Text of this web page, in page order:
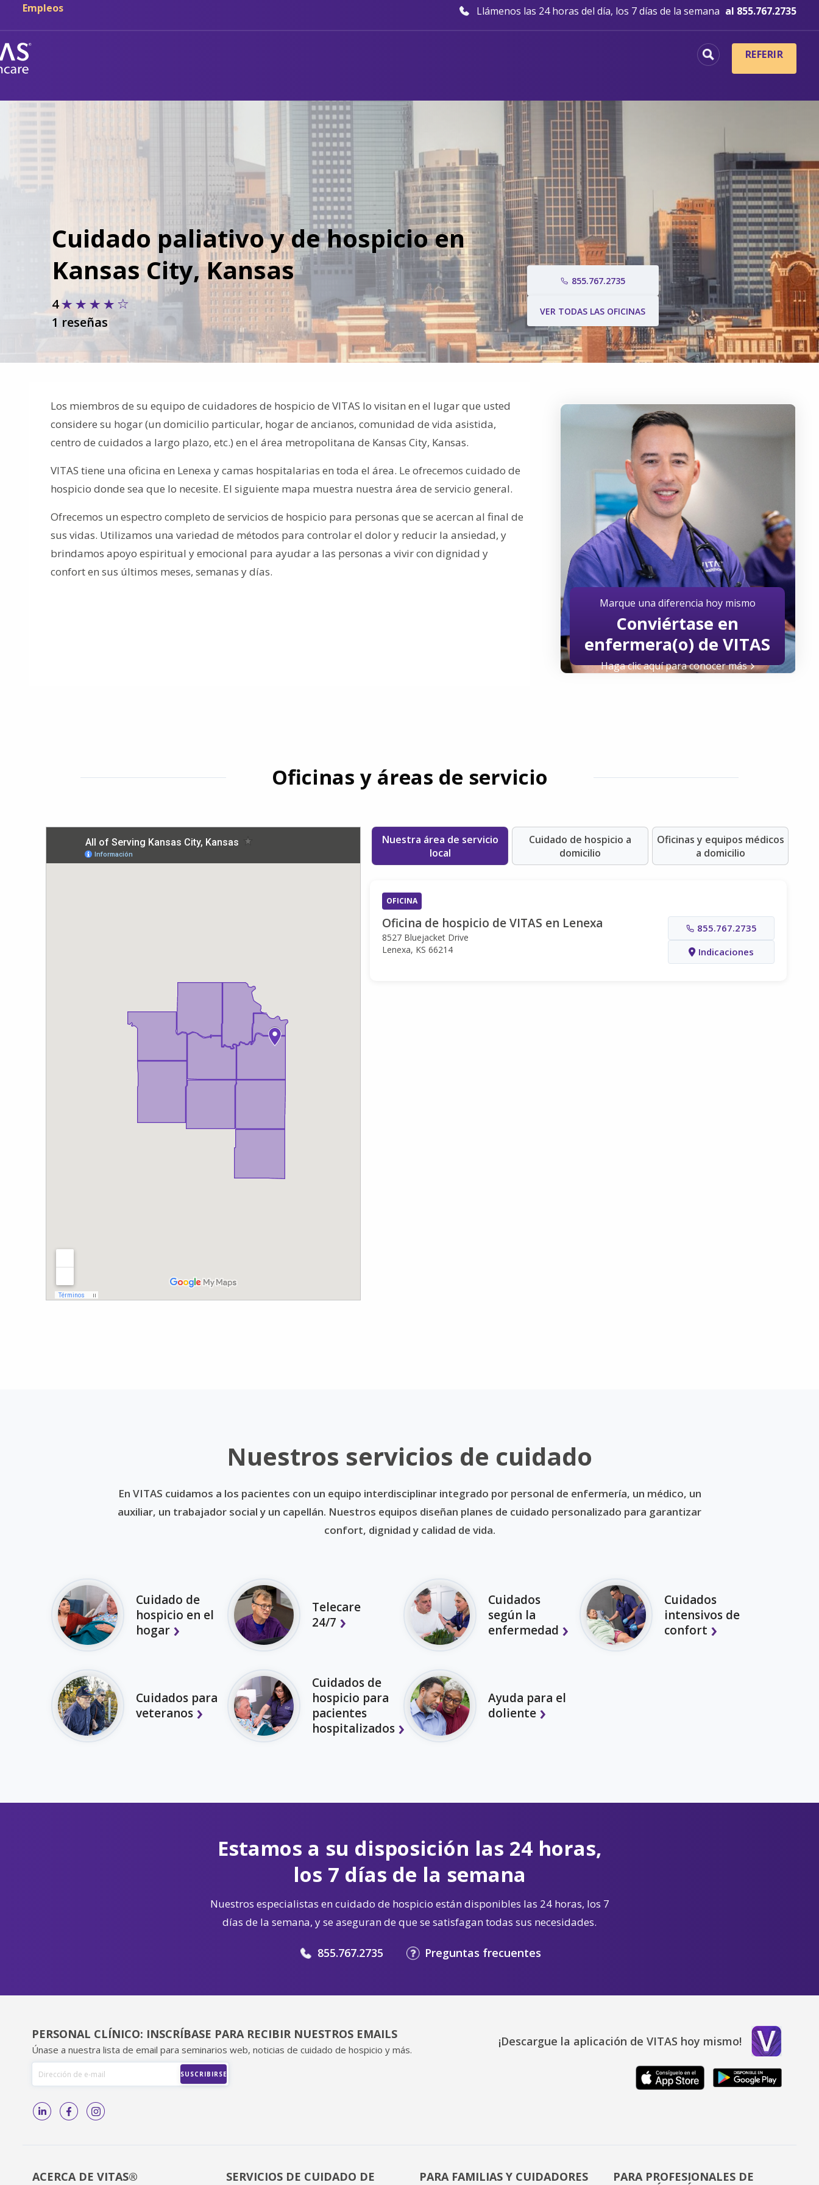
Empleos Llámenos las 24 horas del día, los 7 días de la semana al 855.767.2735
REFERIR
Cuidado paliativo y de hospicio en
Kansas City, Kansas
4
1 reseñas
855.767.2735
VER TODAS LAS OFICINAS
Los miembros de su equipo de cuidadores de hospicio de VITAS lo visitan en el lugar que usted
considere su hogar (un domicilio particular, hogar de ancianos, comunidad de vida asistida,
centro de cuidados a largo plazo, etc.) en el área metropolitana de Kansas City, Kansas.
VITAS tiene una oficina en Lenexa y camas hospitalarias en toda el área. Le ofrecemos cuidado de
hospicio donde sea que lo necesite. El siguiente mapa muestra nuestra área de servicio general.
Ofrecemos un espectro completo de servicios de hospicio para personas que se acercan al final de
sus vidas. Utilizamos una variedad de métodos para controlar el dolor y reducir la ansiedad, y
brindamos apoyo espiritual y emocional para ayudar a las personas a vivir con dignidad y
confort en sus últimos meses, semanas y días.
Marque una diferencia hoy mismo
Conviértase en
enfermera(o) de VITAS
Haga clic aquí para conocer más
Oficinas y áreas de servicio
Nuestra área de servicio
local
Cuidado de hospicio a
domicilio
Oficinas y equipos médicos
a domicilio
OFICINA
Oficina de hospicio de VITAS en Lenexa
8527 Bluejacket Drive
Lenexa, KS 66214
855.767.2735
Indicaciones
Nuestros servicios de cuidado
En VITAS cuidamos a los pacientes con un equipo interdisciplinar integrado por personal de enfermería, un médico, un
auxiliar, un trabajador social y un capellán. Nuestros equipos diseñan planes de cuidado personalizado para garantizar
confort, dignidad y calidad de vida.
Cuidado de
hospicio en el
hogar
Telecare
24/7
Cuidados
según la
enfermedad
Cuidados
intensivos de
confort
Cuidados para
veteranos
Cuidados de
hospicio para
pacientes
hospitalizados
Ayuda para el
doliente
Estamos a su disposición las 24 horas,
los 7 días de la semana
Nuestros especialistas en cuidado de hospicio están disponibles las 24 horas, los 7
días de la semana, y se aseguran de que se satisfagan todas sus necesidades.
855.767.2735 Preguntas frecuentes
PERSONAL CLÍNICO: INSCRÍBASE PARA RECIBIR NUESTROS EMAILS
Únase a nuestra lista de email para seminarios web, noticias de cuidado de hospicio y más.
¡Descargue la aplicación de VITAS hoy mismo!
ACERCA DE VITAS®
SERVICIOS DE CUIDADO DE
PARA FAMILIAS Y CUIDADORES
PARA PROFESIONALES DE